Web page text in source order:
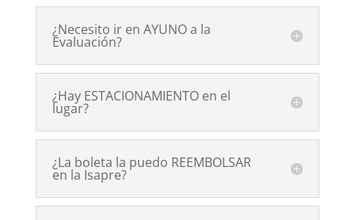
¿Necesito ir en AYUNO a la
Evaluación?
¿Hay ESTACIONAMIENTO en el
lugar?
¿La boleta la puedo REEMBOLSAR
en la Isapre?